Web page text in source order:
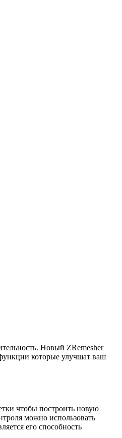
Новый ZRemesher
которые улучшат ваш
чтобы построить новую
можно использовать
его способность